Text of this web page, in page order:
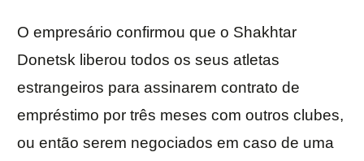
O empresário confirmou que o Shakhtar
Donetsk liberou todos os seus atletas
estrangeiros para assinarem contrato de
empréstimo por três meses com outros clubes,
ou então serem negociados em caso de uma